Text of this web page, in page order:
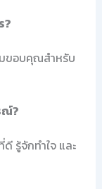
?
ขอบคุณสำหรับ
ณ์?
รู้จักทำใจ และ